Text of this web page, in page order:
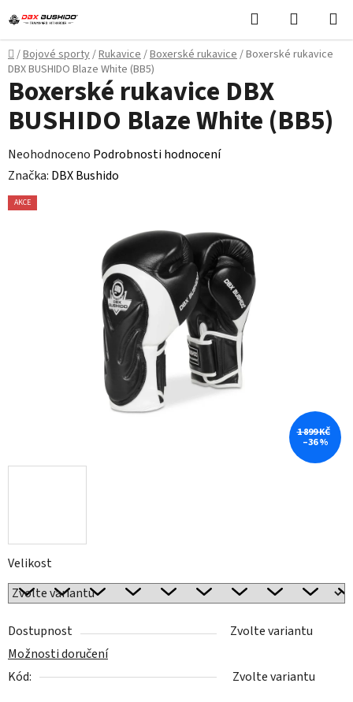
na
obsah
Hledat
KOŠÍK
Domů
/Bojové sporty/Rukavice/Boxerské rukavice/Boxerské rukavice
DBX BUSHIDO Blaze White (BB5)
Velikost
Dostupnost
Zvolte variantu
Možnosti doručení
Kód:
Zvolte variantu
Boxerské rukavice DBX
BUSHIDO Blaze White (BB5)
Průměrné
hodnocení
produktu
Neohodnoceno Podrobnosti hodnocení
Značka: DBX Bushido
AKCE
1 899 KČ
–36 %